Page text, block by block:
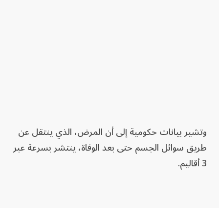
وتشير بيانات حكومية إلى أن المرض، الذي ينتقل عن
طريق سوائل الجسم حتى بعد الوفاة، ينتشر بسرعة عبر
3 أقاليم.